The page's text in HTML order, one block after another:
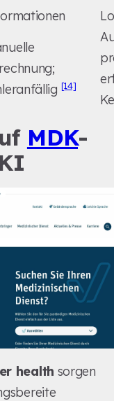
[14]
MDK-
health sorgen